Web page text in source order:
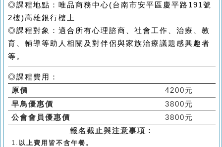
◎課程地點：唯品商務中心(台南市安平區慶平路191號
2樓)高雄銀行樓上
◎課程對象：適合所有心理諮商、社會工作、治療、教
育、輔導等助人相關及對伴侶與家族治療議題感興趣者
等。
◎課程費用：
原價
4200元
早鳥優惠價
3800元
公會會員優惠價
3800元
報名截止與注意事項 ：
1.
以上費用皆不含午餐。